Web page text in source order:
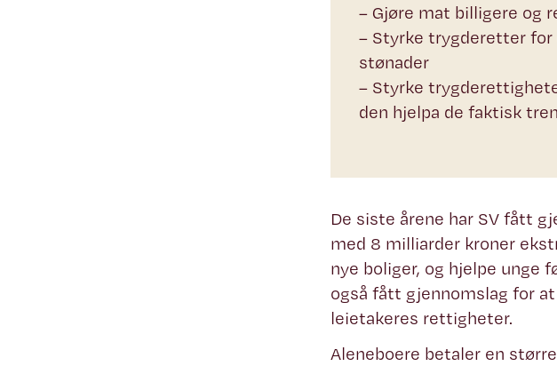
– Gjøre mat billigere og
– Styrke trygderetter for
stønader
– Styrke
den hjelpa de faktisk
De siste årene har SV fått
med 8 milliarder kroner
nye boliger, og hjelpe unge
også fått gjennomslag for
leietakeres rettigheter.
Aleneboere betaler en